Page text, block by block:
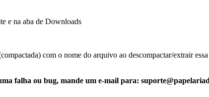
e na aba de Downloads
com o nome do arquivo ao descompactar/extrair
falha ou bug, mande um e-mail para: